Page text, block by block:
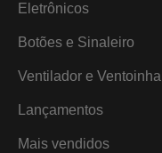
Eletrônicos
Botões e Sinaleiro
Ventilador e Ventoinha
Lançamentos
Mais vendidos